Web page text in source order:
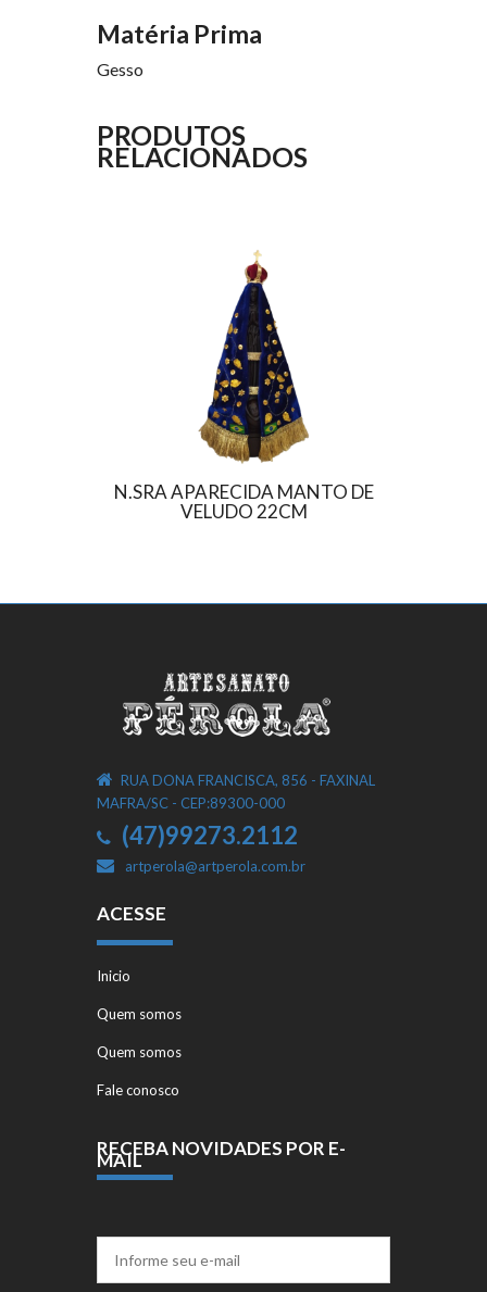
Matéria Prima
Gesso
PRODUTOS
RELACIONADOS
N.SRA APARECIDA MANTO DE
VELUDO 22CM
RUA DONA FRANCISCA, 856 - FAXINAL
MAFRA/SC - CEP:89300-000
(47)99273.2112
artperola@artperola.com.br
ACESSE
Inicio
Quem somos
Quem somos
Fale conosco
RECEBA NOVIDADES POR E-
MAIL